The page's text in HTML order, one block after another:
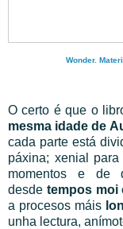
Wonder.
O certo é que o
mesma idade de
cada parte está
páxina; xenial
momentos e de
desde tempos moi
a procesos máis
unha lectura,